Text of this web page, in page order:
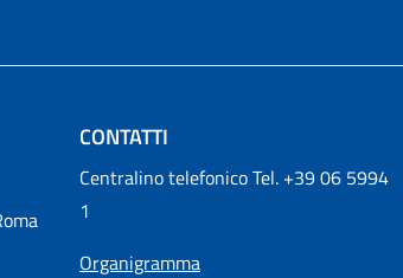
CONTATTI
Centralino telefonico Tel. +39 06 5994
1
Organigramma